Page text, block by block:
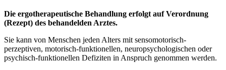
Die ergotherapeutische Behandlung erfolgt auf Verordnung
(Rezept) des behandelden Arztes.
Sie kann von Menschen jeden Alters mit sensomotorisch-
perzeptiven, motorisch-funktionellen, neuropsychologischen oder
psychisch-funktionellen Defiziten in Anspruch genommen werden.